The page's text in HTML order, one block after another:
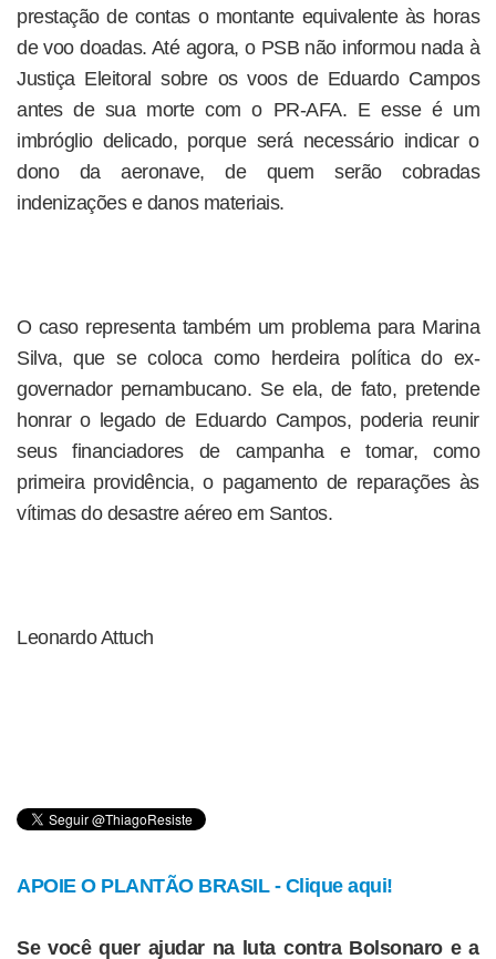
prestação de contas o montante equivalente às horas
de voo doadas. Até agora, o PSB não informou nada à
Justiça Eleitoral sobre os voos de Eduardo Campos
antes de sua morte com o PR-AFA. E esse é um
imbróglio delicado, porque será necessário indicar o
dono da aeronave, de quem serão cobradas
indenizações e danos materiais.
O caso representa também um problema para Marina
Silva, que se coloca como herdeira política do ex-
governador pernambucano. Se ela, de fato, pretende
honrar o legado de Eduardo Campos, poderia reunir
seus financiadores de campanha e tomar, como
primeira providência, o pagamento de reparações às
vítimas do desastre aéreo em Santos.
Leonardo Attuch
APOIE O PLANTÃO BRASIL - Clique aqui!
Se você quer ajudar na luta contra Bolsonaro e a